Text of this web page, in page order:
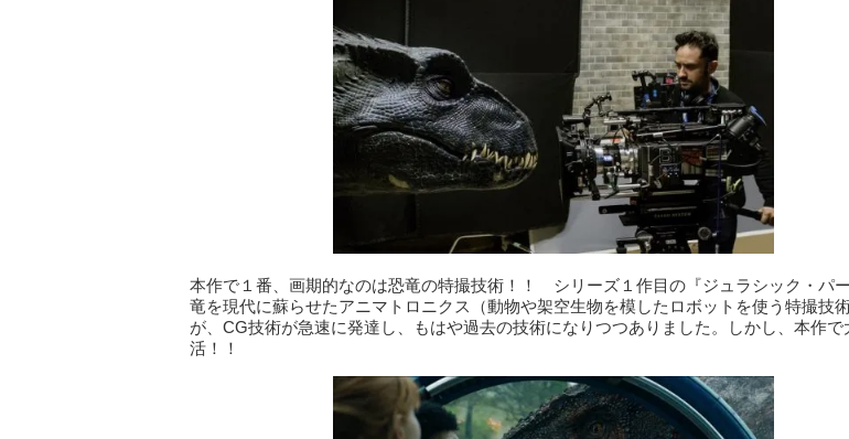
本作で１番、画期的なのは恐竜の特撮技術！！ シリーズ１作目の『ジュラシック・パ
竜を現代に蘇らせたアニマトロニクス（動物や架空生物を模したロボットを使う特撮技
が、CG技術が急速に発達し、もはや過去の技術になりつつありました。しかし、本作で
活！！